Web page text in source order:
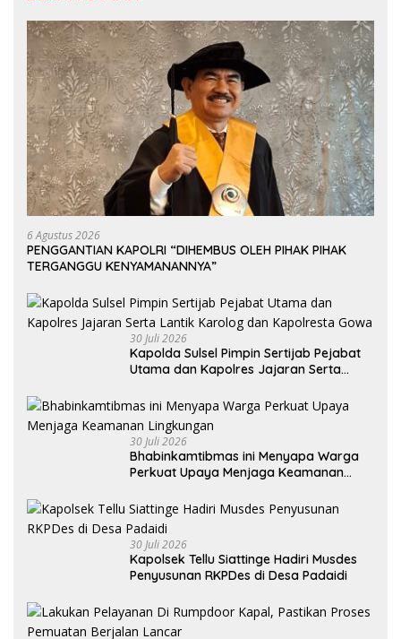
6 Agustus 2026
PENGGANTIAN KAPOLRI “DIHEMBUS OLEH PIHAK PIHAK
TERGANGGU KENYAMANANNYA”
30 Juli 2026
Kapolda Sulsel Pimpin Sertijab Pejabat
Utama dan Kapolres Jajaran Serta
30 Juli 2026
Bhabinkamtibmas ini Menyapa Warga
Perkuat Upaya Menjaga Keamanan
30 Juli 2026
Kapolsek Tellu Siattinge Hadiri Musdes
Penyusunan RKPDes di Desa Padaidi